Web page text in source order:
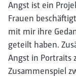
Angst ist ein
Frauen
mit mir ihre
geteilt haben.
Angst in Portraits
Zusammenspiel